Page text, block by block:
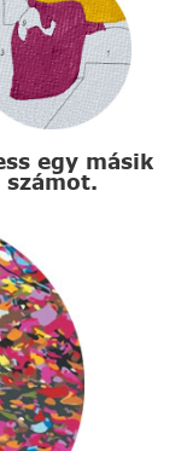
egy másik
számot.